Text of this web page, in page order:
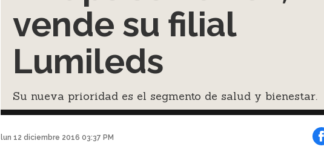
vende su filial
Lumileds
Su nueva prioridad es el segmento de salud y bienestar.
lun 12 diciembre 2016 03:37 PM